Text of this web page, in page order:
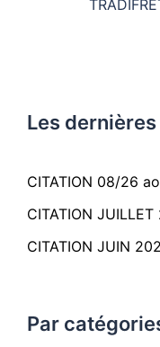
Les
CITATION 08/26
CITATION
CITATION JUIN
Par